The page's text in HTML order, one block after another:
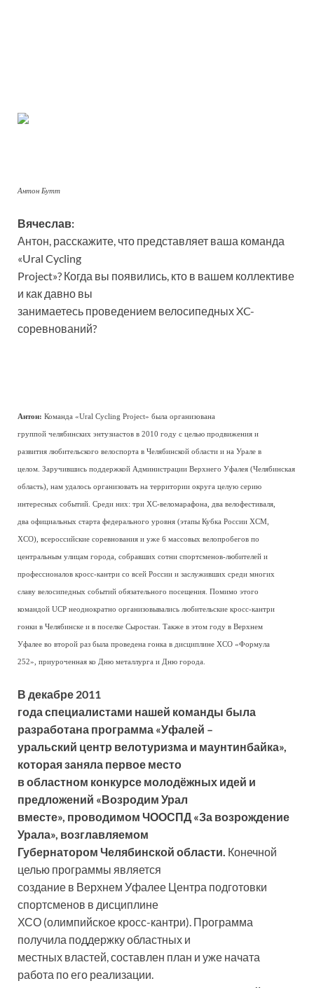
Антон Бутт
Вячеслав:
Антон, расскажите, что представляет ваша команда
«Ural Cycling
Project»? Когда вы появились, кто в вашем коллективе
и как давно вы
занимаетесь проведением велосипедных XC-
соревнований?
Антон: Команда «Ural Cycling Project» была организована
группой челябинских энтузиастов в 2010 году с целью продвижения и
развития любительского велоспорта в Челябинской области и на Урале в
целом. Заручившись поддержкой Администрации Верхнего Уфалея (Челябинская
область), нам удалось организовать на территории округа целую серию
интересных событий. Среди них: три ХС-веломарафона, два велофестиваля,
два официальных старта федерального уровня (этапы Кубка России ХСМ,
ХСО), всероссийские соревнования и уже 6 массовых велопробегов по
центральным улицам города, собравших сотни спортсменов-любителей и
профессионалов кросс-кантри со всей России и заслуживших среди многих
славу велосипедных событий обязательного посещения. Помимо этого
командой UCP неоднократно организовывались любительские кросс-кантри
гонки в Челябинске и в поселке Сыростан. Также в этом году в Верхнем
Уфалее во второй раз была проведена гонка в дисциплине ХСО «Формула
252», приуроченная ко Дню металлурга и Дню города.
В декабре 2011
года специалистами нашей команды была
разработана программа «Уфалей –
уральский центр велотуризма и маунтинбайка»,
которая заняла первое место
в областном конкурсе молодёжных идей и
предложений «Возродим Урал
вместе», проводимом ЧООСПД «За возрождение
Урала», возглавляемом
Губернатором Челябинской области. Конечной
целью программы является
создание в Верхнем Уфалее Центра подготовки
спортсменов в дисциплине
ХСО (олимпийское кросс-кантри). Программа
получила поддержку областных и
местных властей, составлен план и уже начата
работа по его реализации.